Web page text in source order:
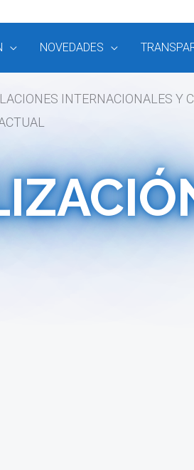
NOVEDADES
INTERNACIONALES Y